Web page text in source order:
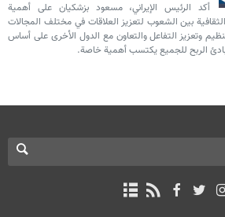
أكد الرئيس الإيراني، مسعود بزشكيان على أهمية
بين الشعوب لتعزيز العلاقات في مختلف المجالات
وتعزيز التفاعل والتعاون مع الدول الأخرى على أساس
الربح للجميع يكتسب أهمية خاصة.